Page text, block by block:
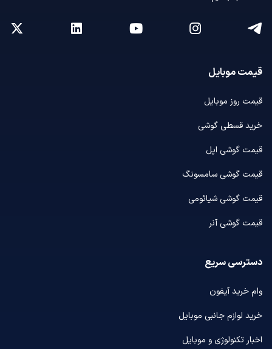
قیمت موبایل
قیمت روز موبایل
خرید قسطی گوشی
قیمت گوشی اپل
قیمت گوشی سامسونگ
قیمت گوشی شیائومی
قیمت گوشی آنر
دسترسی سریع
وام خرید آیفون
خرید لوازم جانبی موبایل
اخبار تکنولوژی و موبایل